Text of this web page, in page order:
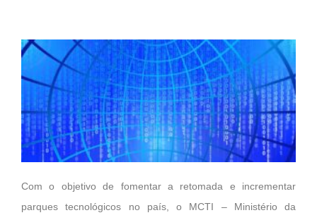
Com o objetivo de fomentar a retomada e incrementar
parques tecnológicos no país, o MCTI – Ministério da